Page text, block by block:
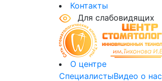
Контакты
Для слабовидящих
О центре
СпециалистыВидео о нас